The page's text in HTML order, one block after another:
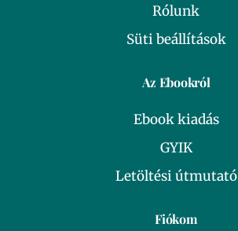
Rólunk
Süti beállítások
Az Ebookról
Ebook kiadás
GYIK
Letöltési útmutató
Fiókom